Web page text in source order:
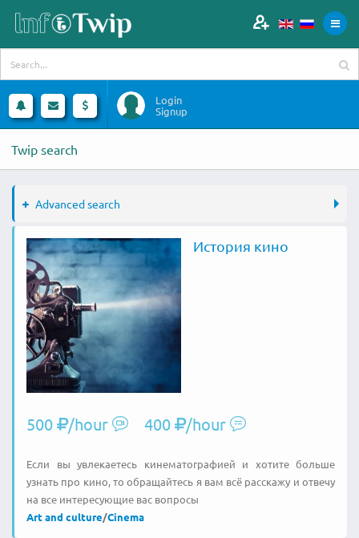
Login
Signup
Twip search
Advanced search
История кино
500 /hour 400 /hour
Если вы увлекаетесь кинематографией и хотите больше
узнать про кино, то обращайтесь я вам всё расскажу и отвечу
на все интересующие вас вопросы
Art and culture/Cinema